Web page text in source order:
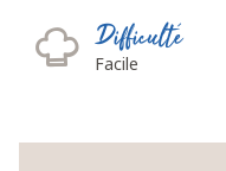
Difficulté
Facile